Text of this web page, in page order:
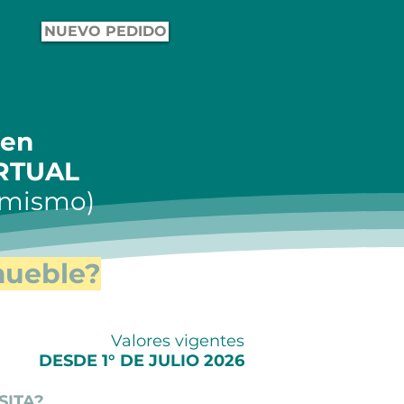
NUEVO PEDIDO
Valores vigentes
DESDE 1° DE JULIO 2026